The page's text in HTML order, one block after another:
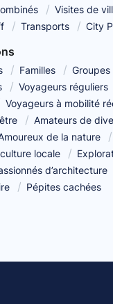
Visites de
Transports City
Familles
Groupes
Voyageurs réguliers
Voyageurs à mobilité
Amateurs de
de la nature
locale
d’architecture
Pépites cachées